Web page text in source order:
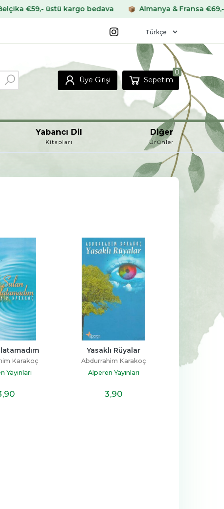
üstü kargo bedava Almanya & Fransa €69,- üstü
Üye Girişi Sepetim
0
Yabancı Dil
Kitapları
Diğer
Ürünler
Şakir Paşa Ailesi
Şirin Devrim
Doğan Kitapçılık
,40
Mutluluğu Sende
Senindir Ötesi
Hakan Mengüç
Destek Yayınları
14
Karakoç
Yayınları
,90
Yasaklı Rüyalar
Abdurrahim Karakoç
Alperen Yayınları
3,90